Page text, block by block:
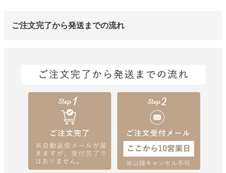
ご注文完了から発送までの流れ